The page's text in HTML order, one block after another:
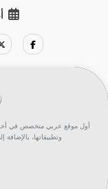
أول موقع عربي متخصص في أخبار
وتطبيقاتها،